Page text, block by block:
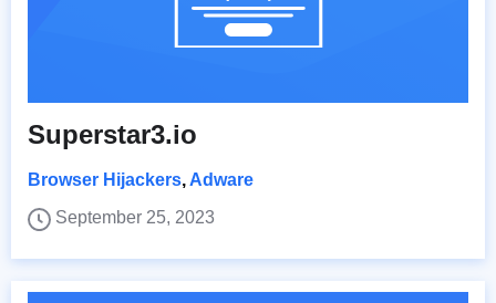
Superstar3.io
Browser Hijackers, Adware
September 25, 2023